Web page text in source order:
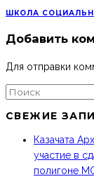
ШКОЛА
Добавить
Для отправки
СВЕЖИЕ
Казачата
участие в
полигоне